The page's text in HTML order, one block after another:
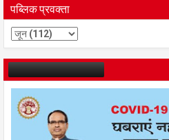
पब्लिक प्रवक्ता